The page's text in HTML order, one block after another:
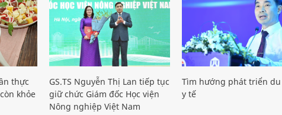
thực
khỏe
GS.TS Nguyễn Thị Lan tiếp tục
giữ chức Giám đốc Học viện
Nông nghiệp Việt Nam
Tìm hướng phát triển
y tế